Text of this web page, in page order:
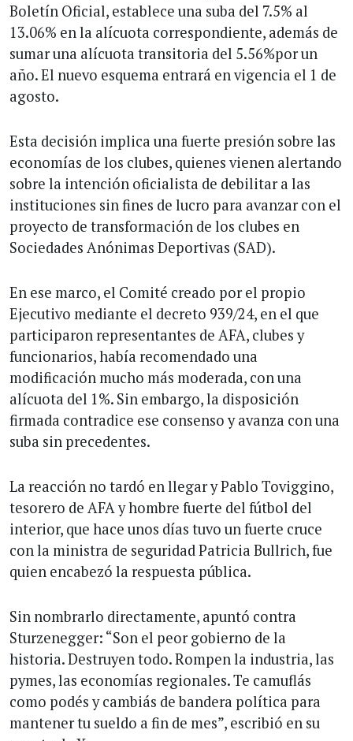
Boletín Oficial, establece una suba del 7.5% al
13.06% en la alícuota correspondiente, además de
sumar una alícuota transitoria del 5.56%por un
año. El nuevo esquema entrará en vigencia el 1 de
agosto.
Esta decisión implica una fuerte presión sobre las
economías de los clubes, quienes vienen alertando
sobre la intención oficialista de debilitar a las
instituciones sin fines de lucro para avanzar con el
proyecto de transformación de los clubes en
Sociedades Anónimas Deportivas (SAD).
En ese marco, el Comité creado por el propio
Ejecutivo mediante el decreto 939/24, en el que
participaron representantes de AFA, clubes y
funcionarios, había recomendado una
modificación mucho más moderada, con una
alícuota del 1%. Sin embargo, la disposición
firmada contradice ese consenso y avanza con una
suba sin precedentes.
La reacción no tardó en llegar y Pablo Toviggino,
tesorero de AFA y hombre fuerte del fútbol del
interior, que hace unos días tuvo un fuerte cruce
con la ministra de seguridad Patricia Bullrich, fue
quien encabezó la respuesta pública.
Sin nombrarlo directamente, apuntó contra
Sturzenegger: “Son el peor gobierno de la
historia. Destruyen todo. Rompen la industria, las
pymes, las economías regionales. Te camuflás
como podés y cambiás de bandera política para
mantener tu sueldo a fin de mes”, escribió en su